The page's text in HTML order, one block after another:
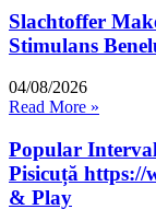
Slachtoffer
Stimulans
04/08/2026
Read More »
Popular
Pisicuță https://
& Play